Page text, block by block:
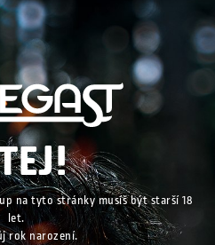
na tyto stránky musíš být starší 18
let.
rok narození.